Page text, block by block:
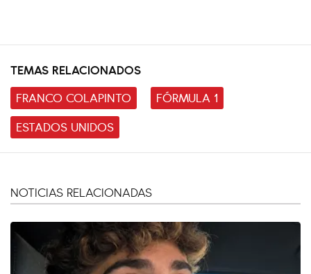
TEMAS RELACIONADOS
FRANCO COLAPINTO
FÓRMULA 1
ESTADOS UNIDOS
NOTICIAS RELACIONADAS